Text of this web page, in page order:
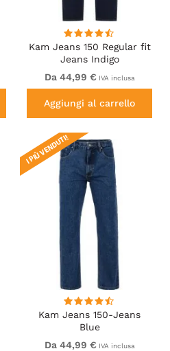
Kam Jeans 150 Regular fit
Jeans Indigo
Da 44,99 € IVA inclusa
Aggiungi al carrello
Kam Jeans 150-Jeans
Blue
I PIÙ VENDUTI!
Da 44,99 € IVA inclusa